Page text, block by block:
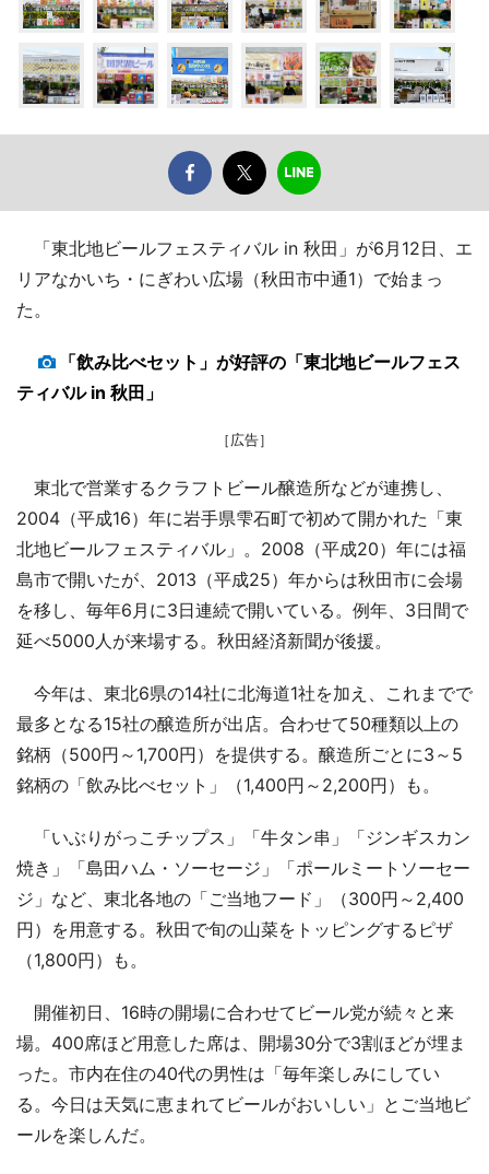
「東北地ビールフェスティバル in 秋田」が6月12日、エ
リアなかいち・にぎわい広場（秋田市中通1）で始まっ
た。
「飲み比べセット」が好評の「東北地ビールフェス
ティバル in 秋田」
［広告］
東北で営業するクラフトビール醸造所などが連携し、
2004（平成16）年に岩手県雫石町で初めて開かれた「東
北地ビールフェスティバル」。2008（平成20）年には福
島市で開いたが、2013（平成25）年からは秋田市に会場
を移し、毎年6月に3日連続で開いている。例年、3日間で
延べ5000人が来場する。秋田経済新聞が後援。
今年は、東北6県の14社に北海道1社を加え、これまでで
最多となる15社の醸造所が出店。合わせて50種類以上の
銘柄（500円～1,700円）を提供する。醸造所ごとに3～5
銘柄の「飲み比べセット」（1,400円～2,200円）も。
「いぶりがっこチップス」「牛タン串」「ジンギスカン
焼き」「島田ハム・ソーセージ」「ポールミートソーセー
ジ」など、東北各地の「ご当地フード」（300円～2,400
円）を用意する。秋田で旬の山菜をトッピングするピザ
（1,800円）も。
開催初日、16時の開場に合わせてビール党が続々と来
場。400席ほど用意した席は、開場30分で3割ほどが埋ま
った。市内在住の40代の男性は「毎年楽しみにしてい
る。今日は天気に恵まれてビールがおいしい」とご当地ビ
ールを楽しんだ。